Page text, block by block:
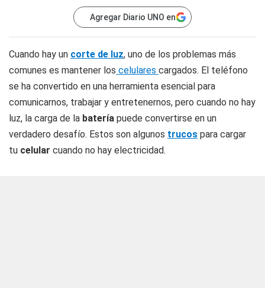
Agregar Diario UNO en
Cuando hay un corte de luz, uno de los problemas más
comunes es mantener los celulares cargados. El teléfono
se ha convertido en una herramienta esencial para
comunicarnos, trabajar y entretenernos, pero cuando no hay
luz, la carga de la batería puede convertirse en un
verdadero desafío. Estos son algunos trucos para cargar
tu celular cuando no hay electricidad.